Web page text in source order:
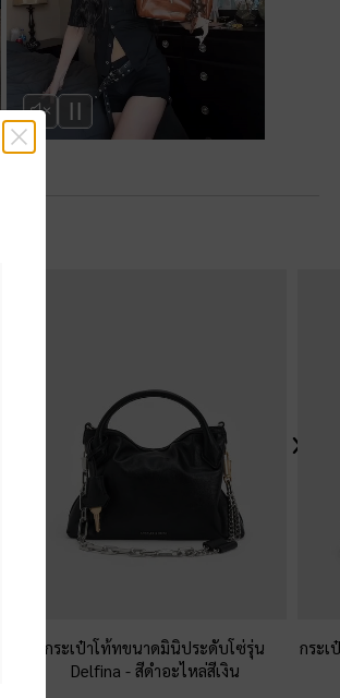
กระเป๋าโท้ทขนาดมินิประดับโซ่รุ่น
Delfina - สีดำอะไหล่สีเงิน
กระเ